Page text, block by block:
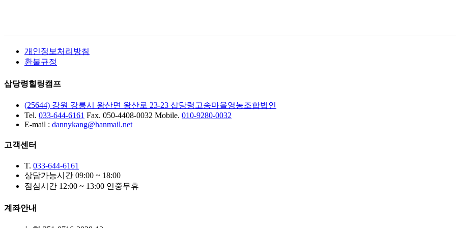
개인정보처리방침
환불규정
삽당령힐링캠프
(25644) 강원 강릉시 왕산면 왕산로 23-23 삽당령고송마을영농조합법인
Tel. 033-644-6161 Fax. 050-4408-0032 Mobile. 010-9280-0032
E-mail : dannykang@hanmail.net
고객센터
T. 033-644-6161
상담가능시간 09:00 ~ 18:00
점심시간 12:00 ~ 13:00 연중무휴
계좌안내